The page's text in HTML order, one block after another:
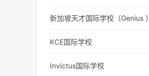
新加坡天才国际学校（Genius ）
KCE国际学校
Invictus国际学校